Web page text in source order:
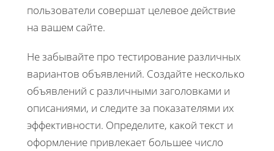
пользователи совершат целевое действие
на вашем сайте.
Не забывайте про тестирование различных
вариантов объявлений. Создайте несколько
объявлений с различными заголовками и
описаниями, и следите за показателями их
эффективности. Определите, какой текст и
оформление привлекает большее число